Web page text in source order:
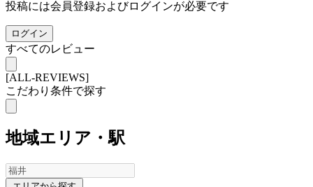
投稿には会員登録およびログインが必要です
ログイン
すべてのレビュー
[ALL-REVIEWS]
こだわり条件で探す
地域エリア・駅